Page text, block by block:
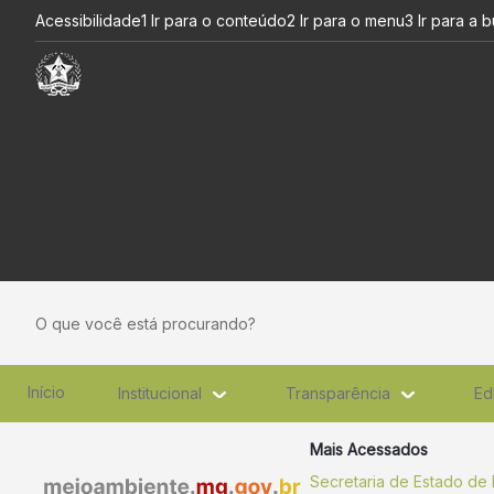
Pular para o Conteúdo principal
Sisema/MG em nova sede -
Acessibilidade1 Ir para o conteúdo2 Ir para o menu3 Ir para a
O que você está procurando?
Início Institucional Transparência
Mais Acessados